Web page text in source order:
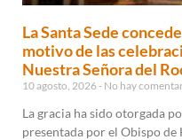
La Santa Sede
motivo de las
Nuestra Señora del
10 agosto, 2026 No hay
La gracia ha sido otorgada
presentada por el Obispo de